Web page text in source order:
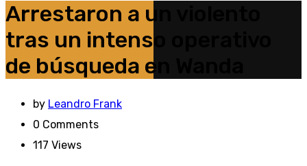
Arrestaron a un violento
tras un intenso operativo
de búsqueda en Wanda
by Leandro Frank
0 Comments
117 Views